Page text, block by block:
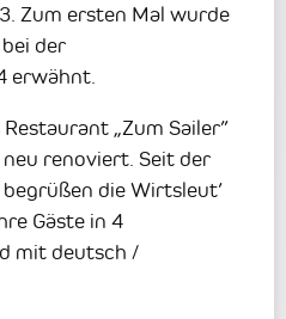
Zum ersten Mal wurde
der
erwähnt.
„Zum Sailer”
renoviert. Seit der
die Wirtsleut’
Gäste in 4
mit deutsch /